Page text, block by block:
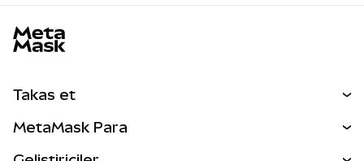
Takas et
MetaMask Para